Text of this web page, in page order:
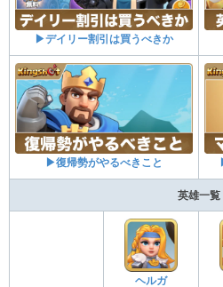
▶デイリー割引は買うべきか
▶復帰勢がやるべきこと
英雄一覧
ヘルガ